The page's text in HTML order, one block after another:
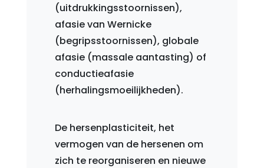
(uitdrukkingsstoornissen),
afasie van Wernicke
(begripsstoornissen), globale
afasie (massale aantasting) of
conductieafasie
(herhalingsmoeilijkheden).
De hersenplasticiteit, het
vermogen van de hersenen om
zich te reorganiseren en nieuwe